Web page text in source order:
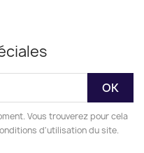
Vous trouverez pour cela
d'utilisation du site.